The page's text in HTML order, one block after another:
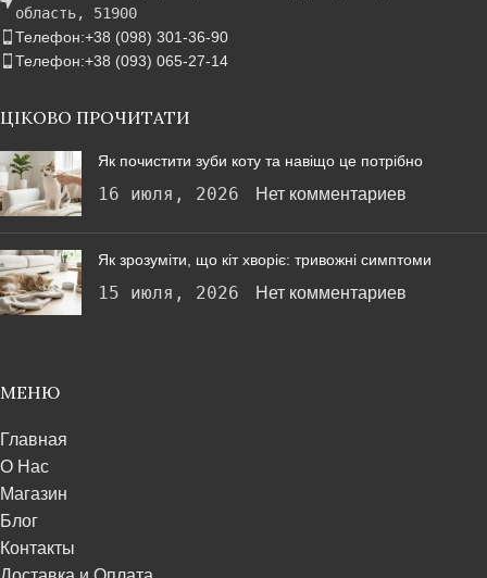
область, 51900
Телефон:+38 (098) 301-36-90
Телефон:+38 (093) 065-27-14
ЦІКОВО ПРОЧИТАТИ
Як почистити зуби коту та навіщо це потрібно
16 июля, 2026 Нет комментариев
Як зрозуміти, що кіт хворіє: тривожні симптоми
15 июля, 2026 Нет комментариев
МЕНЮ
Главная
О Нас
Магазин
Блог
Контакты